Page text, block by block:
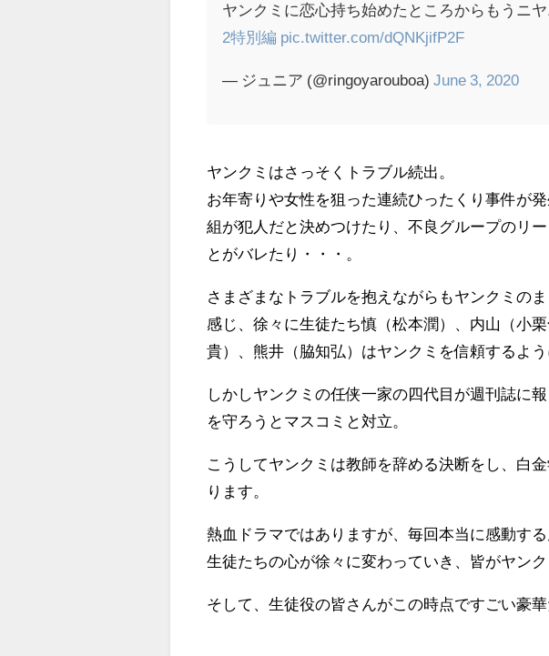
ヤンクミに恋心持ち始めたところからもうニ
2特別編 pic.twitter.com/dQNKjifP2F
— ジュニア (@ringoyarouboa)June 3, 2020
ヤンクミはさっそくトラブル続出。
お年寄りや女性を狙った連続ひったくり事件が
組が犯人だと決めつけたり、不良グループのリ
とがバレたり・・・。
さまざまなトラブルを抱えながらもヤンクミの
感じ、徐々に生徒たち慎（松本潤）、内山（小
貴）、熊井（脇知弘）はヤンクミを信頼するよう
しかしヤンクミの任侠一家の四代目が週刊誌に
を守ろうとマスコミと対立。
こうしてヤンクミは教師を辞める決断をし、白
ります。
熱血ドラマではありますが、毎回本当に感動する
生徒たちの心が徐々に変わっていき、皆がヤン
そして、生徒役の皆さんがこの時点ですごい豪